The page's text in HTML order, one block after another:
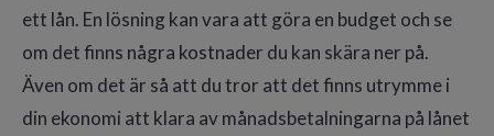
ett lån. En lösning kan vara att göra en budget och se
om det finns några kostnader du kan skära ner på.
Även om det är så att du tror att det finns utrymme i
din ekonomi att klara av månadsbetalningarna på lånet